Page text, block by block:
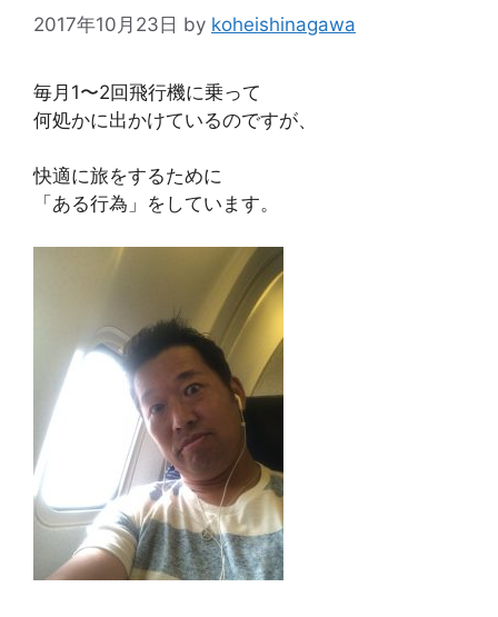
2017年10月23日 by koheishinagawa
毎月1〜2回飛行機に乗って
何処かに出かけているのですが、
快適に旅をするために
「ある行為」をしています。